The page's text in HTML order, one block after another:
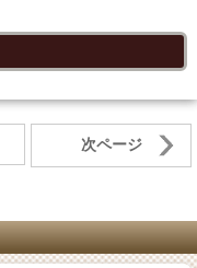
次ページ